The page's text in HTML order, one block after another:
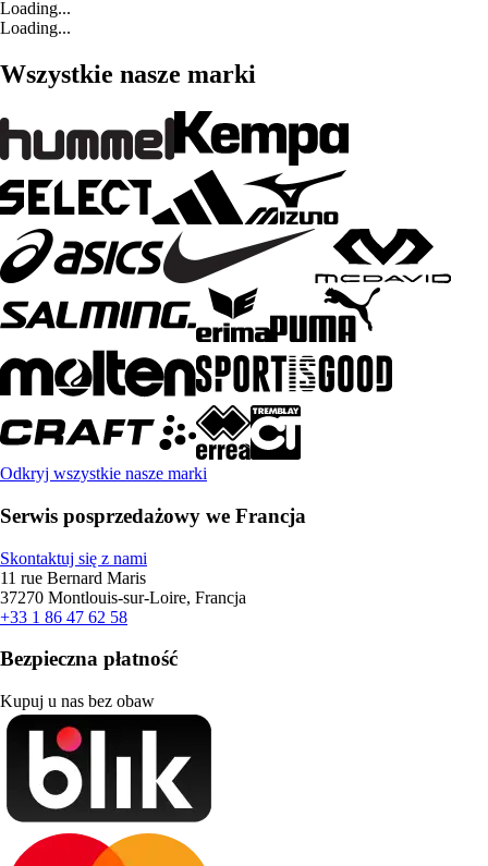
Loading...
Loading...
Wszystkie nasze marki
Odkryj wszystkie nasze marki
Serwis posprzedażowy we Francja
Skontaktuj się z nami
11 rue Bernard Maris
37270 Montlouis-sur-Loire, Francja
+33 1 86 47 62 58
Bezpieczna płatność
Kupuj u nas bez obaw